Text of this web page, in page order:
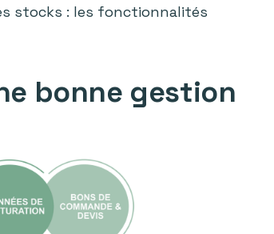
stocks : les fonctionnalités
bonne gestion